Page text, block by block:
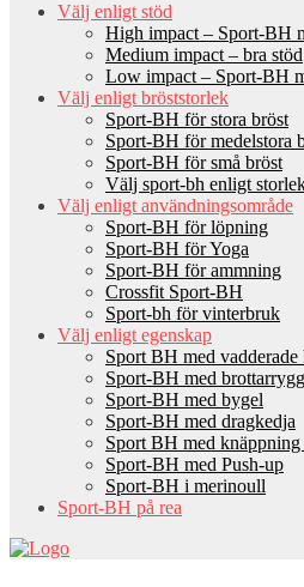
Välj enligt stöd
High impact – Sport-BH
Medium impact – bra stöd
Low impact – Sport-BH
Välj enligt bröststorlek
Sport-BH för stora bröst
Sport-BH för medelstora
Sport-BH för små bröst
Välj sport-bh enligt
Välj enligt användningsområde
Sport-BH för löpning
Sport-BH för Yoga
Sport-BH för ammning
Crossfit Sport-BH
Sport-bh för vinterbruk
Välj enligt egenskap
Sport BH med vadderade
Sport-BH med
Sport-BH med bygel
Sport-BH med dragkedja
Sport BH med
Sport-BH med Push-up
Sport-BH i merinoull
Sport-BH på rea